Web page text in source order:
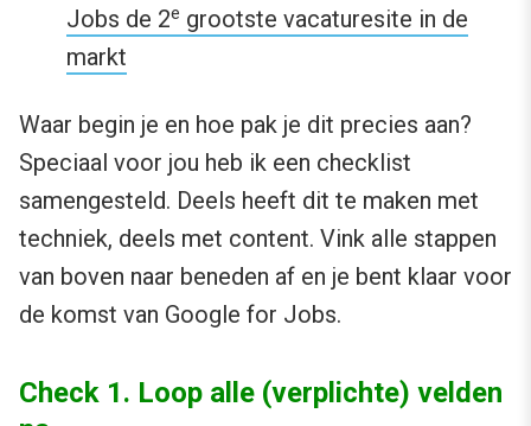
Jobs de 2e grootste vacaturesite in de
markt
Waar begin je en hoe pak je dit precies aan?
Speciaal voor jou heb ik een checklist
samengesteld. Deels heeft dit te maken met
techniek, deels met content. Vink alle stappen
van boven naar beneden af en je bent klaar voor
de komst van Google for Jobs.
Check 1. Loop alle (verplichte) velden